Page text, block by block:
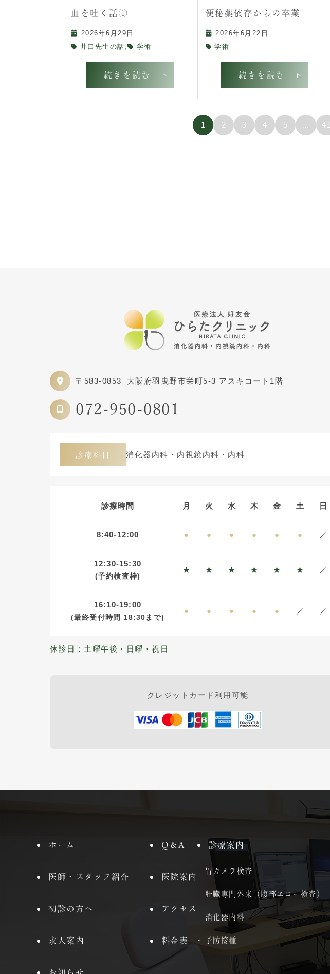
血を吐く話①
2026年6月29日
井口先生の話 , 学術
続きを読む
便秘薬依存からの卒業
2026年6月22日
学術
続きを読む
1 2 3 4 5 … 41
〒583-0853 大阪府羽曳野市栄町5-3 アスキコート1階
072-950-0801
診療科目 消化器内科・内視鏡内科・内科
診療時間 月 火 水 木 金 土 日
8:40-12:00 ● ● ● ● ● ● ／
12:30-15:30
(予約検査枠)
★ ★ ★ ★ ★ ★ ／
16:10-19:00
(最終受付時間 18:30まで)
● ● ● ● ● ／ ／
休診日：土曜午後・日曜・祝日
クレジットカード利用可能
ホーム Q＆A
医師・スタッフ紹介 医院案内
初診の方へ アクセス
求人案内 料金表
お知らせ
診療案内
胃カメラ検査
肝臓専門外来（腹部エコー検査）
消化器内科
予防接種